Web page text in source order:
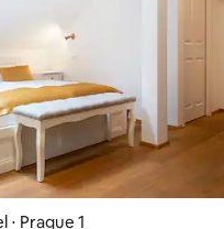
Prague 1